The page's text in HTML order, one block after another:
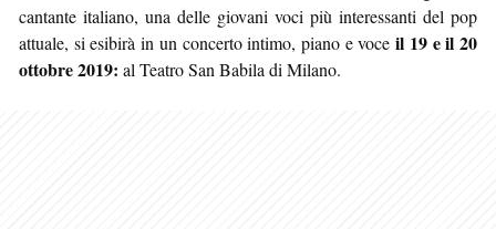
cantante italiano, una delle giovani voci più interessanti del pop
attuale, si esibirà in un concerto intimo, piano e voceil 19 e il 20
ottobre 2019: al Teatro San Babila di Milano.